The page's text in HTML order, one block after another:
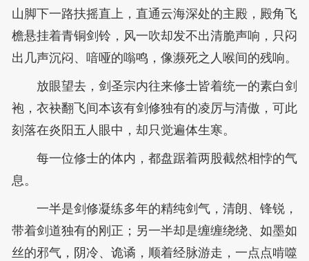
山脚下一路扶摇直上，直通云海深处的主殿，殿角飞
檐悬挂着青铜剑铃，风一吹却发不出清脆声响，只闷
出几声沉闷、喑哑的嗡鸣，像濒死之人喉间的残响。
放眼望去，剑圣宗内往来修士皆着统一的素白剑
袍，衣袂翻飞间本该有剑修独有的凌厉与清傲，可此
刻落在炎阳五人眼中，却只觉遍体生寒。
每一位修士的体内，都盘踞着两股截然相悖的气
息。
一半是剑修凝练多年的精纯剑气，清朗、锋锐，
带着剑道独有的刚正；另一半却是缠缠绕绕、如墨如
丝的邪气，阴冷、诡谲，顺着经脉游走，一点点啃噬